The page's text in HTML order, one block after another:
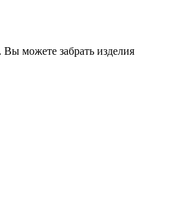
можете забрать изделия